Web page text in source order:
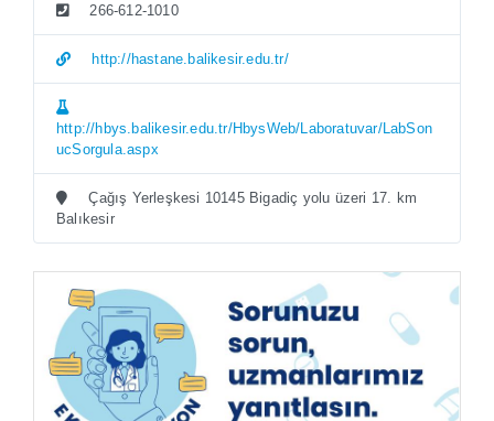
266-612-1010
http://hastane.balikesir.edu.tr/
http://hbys.balikesir.edu.tr/HbysWeb/Laboratuvar/LabSon
ucSorgula.aspx
Çağış Yerleşkesi 10145 Bigadiç yolu üzeri 17. km
Balıkesir